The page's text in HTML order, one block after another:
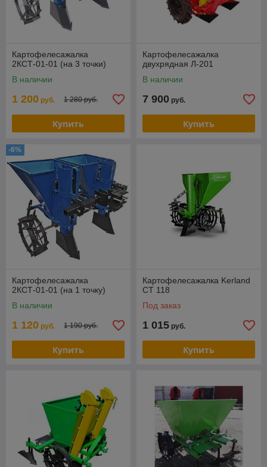
Картофелесажалка
2КСТ-01-01 (на 3 точки)
В наличии
1 200 руб. 1 280 руб.
Купить
Картофелесажалка
двухрядная Л-201
В наличии
7 900 руб.
Купить
-6%
Картофелесажалка
2КСТ-01-01 (на 1 точку)
В наличии
1 120 руб. 1 190 руб.
Купить
Картофелесажалка Kerland
СТ 118
Под заказ
1 015 руб.
Купить